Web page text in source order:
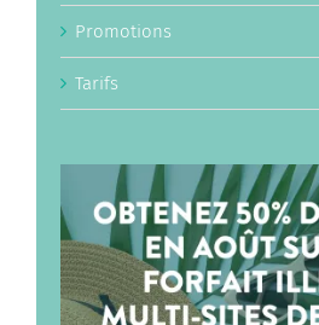
Promotions
Tarifs